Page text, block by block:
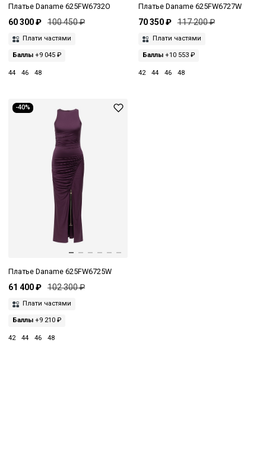
Платье Daname 625FW6732O
60 300 ₽ 100 450 ₽
Плати частями
Баллы +9 045 ₽
44 46 48
Платье Daname 625FW6727W
70 350 ₽ 117 200 ₽
Плати частями
Баллы+10 553 ₽
42 44 46 48
-40%
Платье Daname 625FW6725W
61 400 ₽ 102 300 ₽
Плати частями
Баллы +9 210 ₽
42 44 46 48